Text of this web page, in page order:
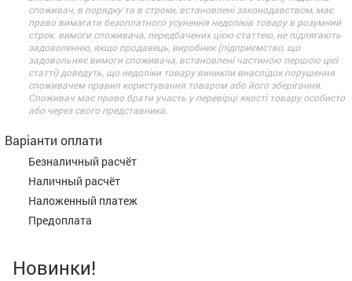
споживач, в порядку та в строки, встановлені законодавством, має
право вимагати безоплатного усунення недоліків товару в розумний
строк. вимоги споживача, передбачених цією статтею, не підлягають
задоволенню, якщо продавець, виробник (підприємство, що
задовольняє вимоги споживача, встановлені частиною першою цієї
статті) доведуть, що недоліки товару виникли внаслідок порушення
споживачем правил користування товаром або його зберігання.
Споживач має право брати участь у перевірці якості товару особисто
або через свого представника.
Варіанти оплати
Безналичный расчёт
Наличный расчёт
Наложенный платеж
Предоплата
Новинки!